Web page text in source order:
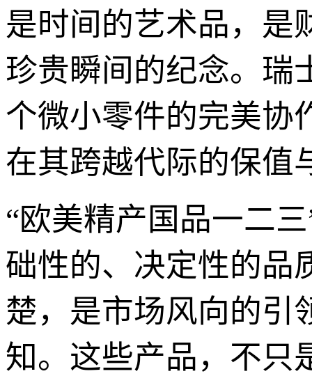
是时间的艺术品，是
珍贵瞬间的纪念。瑞
个微小零件的完美协
在其跨越代际的保值
“欧美精产国品一二
础性的、决定性的品
楚，是市场风向的引
知。这些产品，不只